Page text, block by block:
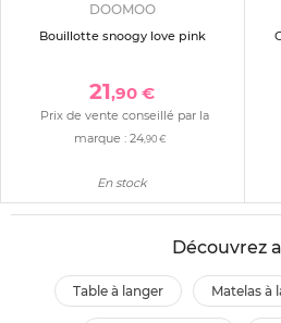
DOOMOO
Bouillotte snoogy love pink
21,90 €
Prix de vente conseillé par la
marque : 24,90 €
En stock
Découvrez
table à langer matelas à